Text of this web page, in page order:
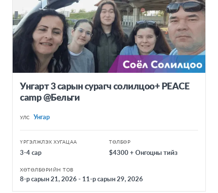
Унгарт 3 сарын сурагч солилцоо+ PEACE
camp @Бельги
УЛС Унгар
ҮРГЭЛЖЛЭХ ХУГАЦАА
3-4 сар
ТӨЛБӨР
$4300 + Онгоцны тийз
ХӨТӨЛБӨРИЙН ТОВ
8-р сарын 21, 2026 - 11-р сарын 29, 2026